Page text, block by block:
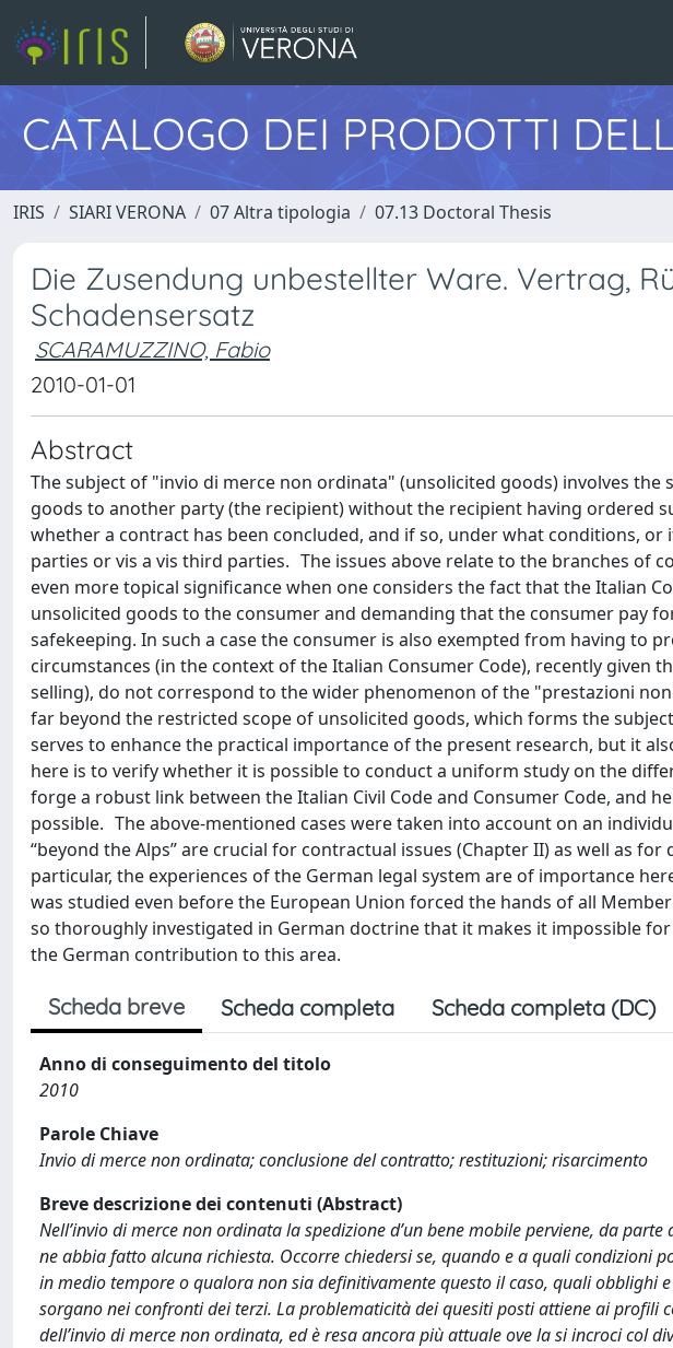
CATALOGO DEI PRODOTTI
IRIS SIARI VERONA 07 Altra tipologia 07.13 Doctoral Thesis
Die Zusendung unbestellter Ware. Vertrag,
Schadensersatz
SCARAMUZZINO, Fabio
2010-01-01
Abstract
The subject of "invio di merce non ordinata" (unsolicited goods) involves the
goods to another party (the recipient) without the recipient having ordered
whether a contract has been concluded, and if so, under what conditions,
parties or vis a vis third parties. The issues above relate to the branches of
even more topical significance when one considers the fact that the Italian
unsolicited goods to the consumer and demanding that the consumer pay
safekeeping. In such a case the consumer is also exempted from having to
circumstances (in the context of the Italian Consumer Code), recently given
selling), do not correspond to the wider phenomenon of the "prestazioni
far beyond the restricted scope of unsolicited goods, which forms the
serves to enhance the practical importance of the present research, but it
here is to verify whether it is possible to conduct a uniform study on the
forge a robust link between the Italian Civil Code and Consumer Code, and
possible. The above-mentioned cases were taken into account on an
“beyond the Alps” are crucial for contractual issues (Chapter II) as well as
particular, the experiences of the German legal system are of importance
was studied even before the European Union forced the hands of all
so thoroughly investigated in German doctrine that it makes it impossible
the German contribution to this area.
Scheda breve Scheda completa Scheda completa (DC)
Anno di conseguimento del titolo
2010
Parole Chiave
Invio di merce non ordinata; conclusione del contratto; restituzioni; risarcimento
Breve descrizione dei contenuti (Abstract)
Nell’invio di merce non ordinata la spedizione d’un bene mobile perviene, da
ne abbia fatto alcuna richiesta. Occorre chiedersi se, quando e a quali condizioni
in medio tempore o qualora non sia definitivamente questo il caso, quali obblighi
sorgano nei confronti dei terzi. La problematicità dei quesiti posti attiene ai
dell’invio di merce non ordinata, ed è resa ancora più attuale ove la si incroci col